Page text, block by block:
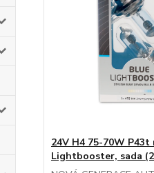
24V H4 75-70W P43t
Lightbooster, sada